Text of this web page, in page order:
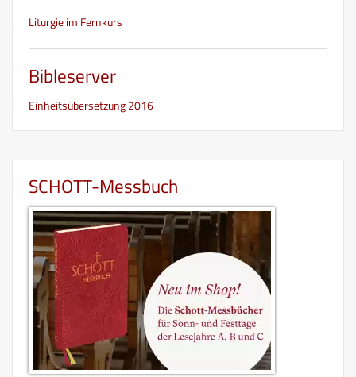
Liturgie im Fernkurs
Bibleserver
Einheitsübersetzung 2016
SCHOTT-Messbuch